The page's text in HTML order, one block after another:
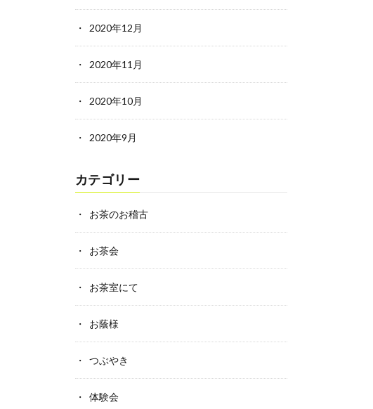
2020年12月
2020年11月
2020年10月
2020年9月
カテゴリー
お茶のお稽古
お茶会
お茶室にて
お蔭様
つぶやき
体験会